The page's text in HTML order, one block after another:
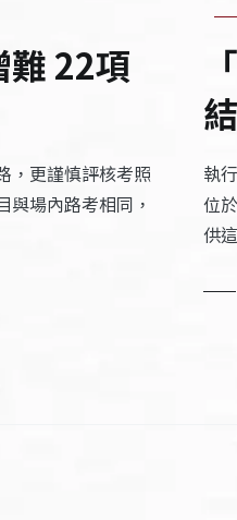
難 22項
，更謹慎評核考照
與場內路考相同，
執
位
供